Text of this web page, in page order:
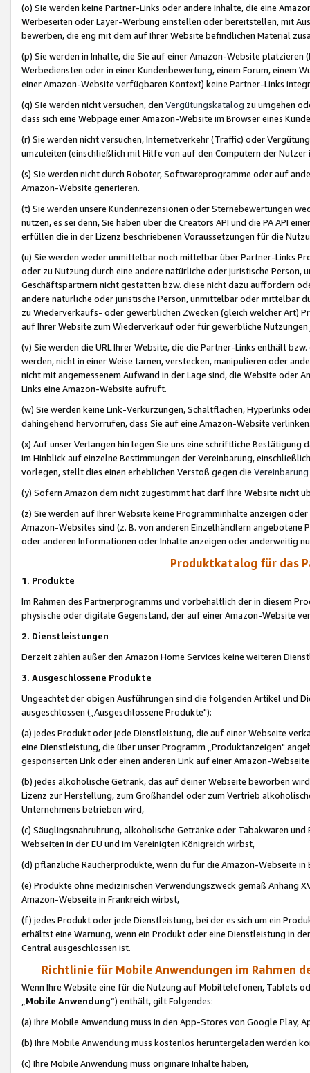
(o) Sie werden keine Partner-Links oder andere Inhalte, die eine
Werbeseiten oder Layer-Werbung einstellen oder bereitstellen, mit
bewerben, die eng mit dem auf Ihrer Website befindlichen Material
(p) Sie werden in Inhalte, die Sie auf einer Amazon-Website
Werbediensten oder in einer Kundenbewertung, einem Forum, einem
einer Amazon-Website verfügbaren Kontext) keine Partner-Links
(q) Sie werden nicht versuchen, den Vergütungskatalog zu umgehen
dass sich eine Webpage einer Amazon-Website im Browser eines
(r) Sie werden nicht versuchen, Internetverkehr (Traffic) oder
umzuleiten (einschließlich mit Hilfe von auf den Computern der
(s) Sie werden nicht durch Roboter, Softwareprogramme oder auf
Amazon-Website generieren.
(t) Sie werden unsere Kundenrezensionen oder Sternebewertungen
nutzen, es sei denn, Sie haben über die Creators API und die PA API
erfüllen die in der Lizenz beschriebenen Voraussetzungen für die
(u) Sie werden weder unmittelbar noch mittelbar über Partner-Links
oder zu Nutzung durch eine andere natürliche oder juristische
Geschäftspartnern nicht gestatten bzw. diese nicht dazu auffordern
andere natürliche oder juristische Person, unmittelbar oder mittelbar
zu Wiederverkaufs- oder gewerblichen Zwecken (gleich welcher Art)
auf Ihrer Website zum Wiederverkauf oder für gewerbliche
(v) Sie werden die URL Ihrer Website, die die Partner-Links enthält
werden, nicht in einer Weise tarnen, verstecken, manipulieren oder
nicht mit angemessenem Aufwand in der Lage sind, die Website oder
Links eine Amazon-Website aufruft.
(w) Sie werden keine Link-Verkürzungen, Schaltflächen, Hyperlinks
dahingehend hervorrufen, dass Sie auf eine Amazon-Website
(x) Auf unser Verlangen hin legen Sie uns eine schriftliche
im Hinblick auf einzelne Bestimmungen der Vereinbarung,
vorlegen, stellt dies einen erheblichen Verstoß gegen die Vereinbarung
(y) Sofern Amazon dem nicht zugestimmt hat darf Ihre Website nicht
(z) Sie werden auf Ihrer Website keine Programminhalte anzeigen
Amazon-Websites sind (z. B. von anderen Einzelhändlern
oder anderen Informationen oder Inhalte anzeigen oder anderweitig
Produktkatalog für das
1. Produkte
Im Rahmen des Partnerprogramms und vorbehaltlich der in diesem
physische oder digitale Gegenstand, der auf einer Amazon-Website
2. Dienstleistungen
Derzeit zählen außer den Amazon Home Services keine weiteren
3. Ausgeschlossene Produkte
Ungeachtet der obigen Ausführungen sind die folgenden Artikel und
ausgeschlossen („Ausgeschlossene Produkte"):
(a) jedes Produkt oder jede Dienstleistung, die auf einer Webseite
eine Dienstleistung, die über unser Programm „Produktanzeigen"
gesponserten Link oder einen anderen Link auf einer Amazon-
(b) jedes alkoholische Getränk, das auf deiner Webseite beworben
Lizenz zur Herstellung, zum Großhandel oder zum Vertrieb
Unternehmens betrieben wird,
(c) Säuglingsnahruhrung, alkoholische Getränke oder Tabakwaren
Webseiten in der EU und im Vereinigten Königreich wirbst,
(d) pflanzliche Raucherprodukte, wenn du für die Amazon-Webseite in
(e) Produkte ohne medizinischen Verwendungszweck gemäß Anhang
Amazon-Webseite in Frankreich wirbst,
(f) jedes Produkt oder jede Dienstleistung, bei der es sich um ein
erhältst eine Warnung, wenn ein Produkt oder eine Dienstleistung in
Central ausgeschlossen ist.
Richtlinie für Mobile Anwendungen im Rahmen
Wenn Ihre Website eine für die Nutzung auf Mobiltelefonen, Tablets
„Mobile Anwendung“) enthält, gilt Folgendes:
(a) Ihre Mobile Anwendung muss in den App-Stores von Google Play,
(b) Ihre Mobile Anwendung muss kostenlos heruntergeladen werden
(c) Ihre Mobile Anwendung muss originäre Inhalte haben,